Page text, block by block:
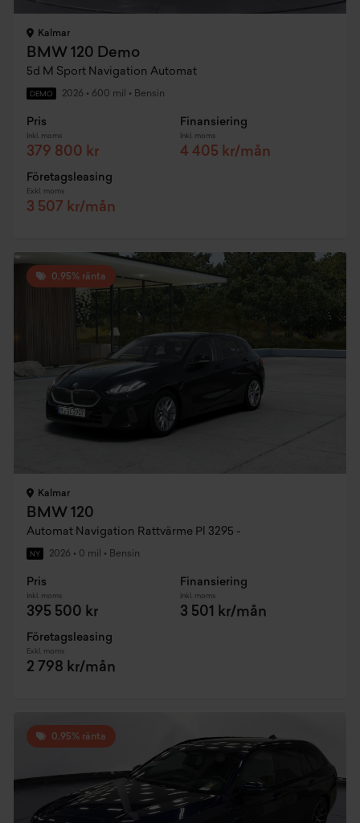
Kalmar
BMW 120 Demo
5d M Sport Navigation Automat
DEMO 2026 • 600 mil • Bensin
Pris
Inkl. moms
379 800 kr
Finansiering
Inkl. moms
4 405 kr/mån
Företagsleasing
Exkl. moms
3 507 kr/mån
0,95% ränta
Kalmar
BMW 120
Automat Navigation Rattvärme Pl 3295 -
NY 2026 • 0 mil • Bensin
Pris
Inkl. moms
395 500 kr
Finansiering
Inkl. moms
3 501 kr/mån
Företagsleasing
Exkl. moms
2 798 kr/mån
0,95% ränta